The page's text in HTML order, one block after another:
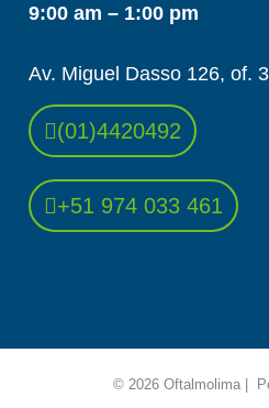
9:00 am – 1:00 pm
Av. Miguel Dasso 126, of.
(01)4420492
+51 974 033 461
© 2026 Oftalmolima |